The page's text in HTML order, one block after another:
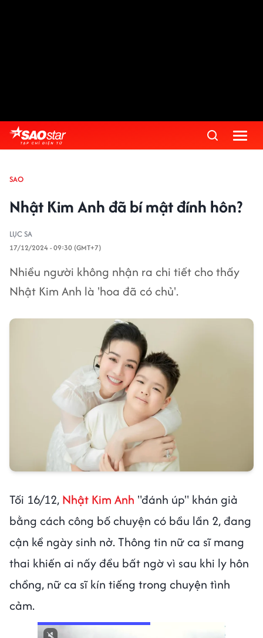
SAO
Nhật Kim Anh đã bí mật đính hôn?
LỤC SA
17/12/2024 - 09:30 (GMT+7)
Nhiều người không nhận ra chi tiết cho thấy
Nhật Kim Anh là 'hoa đã có chủ'.
Tối 16/12, Nhật Kim Anh "đánh úp" khán giả
bằng cách công bố chuyện có bầu lần 2, đang
cận kề ngày sinh nở. Thông tin nữ ca sĩ mang
thai khiến ai nấy đều bất ngờ vì sau khi ly hôn
chồng, nữ ca sĩ kín tiếng trong chuyện tình
cảm.